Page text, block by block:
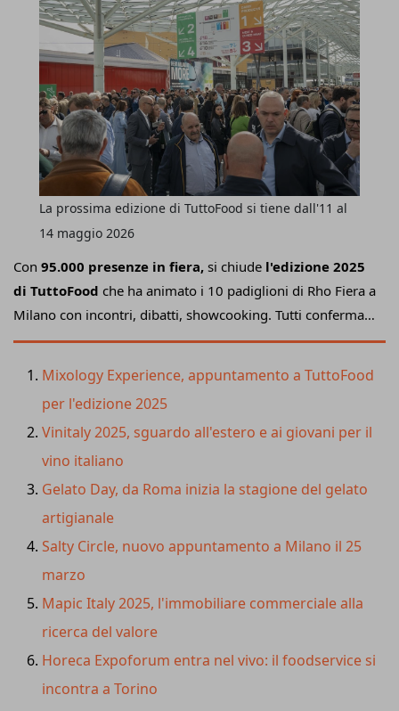
Con 95.000 presenze in fiera, si chiude l'edizione 2025
di TuttoFood che ha animato i 10 padiglioni di Rho Fiera a
Milano con incontri, dibatti, showcooking. Tutti confermati
itremila top buyer internazionalidel cibo a cuisi sono
distributive e della ristorazione
giunti autonomamente in fiera, che consentono di stimare
nel 25% del totale gli ingressi di operatori dall’estero.
La prossima edizione di TuttoFood si tiene dall'11 al
14 maggio 2026
Mixology Experience, appuntamento a TuttoFood
per l'edizione 2025
Vinitaly 2025, sguardo all'estero e ai giovani per il
vino italiano
Gelato Day, da Roma inizia la stagione del gelato
artigianale
Salty Circle, nuovo appuntamento a Milano il 25
marzo
Mapic Italy 2025, l'immobiliare commerciale alla
ricerca del valore
Horeca Expoforum entra nel vivo: il foodservice si
incontra a Torino